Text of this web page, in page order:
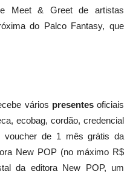
Meet & Greet de artistas
do Palco Fantasy, que
vários presentesoficiais
ecobag, cordão, credencial
voucher de 1 mês grátis da
New POP (no máximo R$
da editora New POP, um